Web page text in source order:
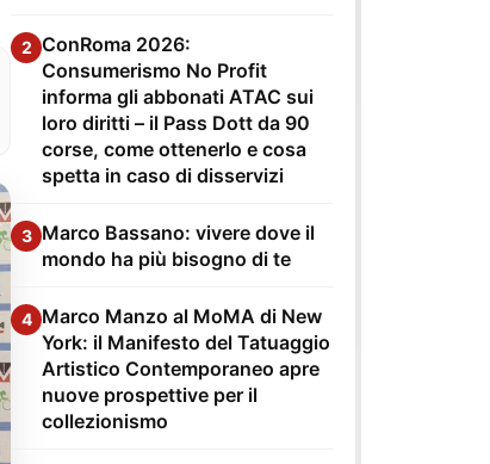
2 ConRoma 2026:
Consumerismo No Profit
informa gli abbonati ATAC sui
loro diritti – il Pass Dott da 90
corse, come ottenerlo e cosa
spetta in caso di disservizi
3 Marco Bassano: vivere dove il
mondo ha più bisogno di te
4 Marco Manzo al MoMA di New
York: il Manifesto del Tatuaggio
Artistico Contemporaneo apre
nuove prospettive per il
collezionismo